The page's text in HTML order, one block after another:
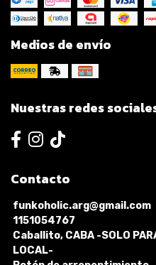
Medios de envío
Nuestras redes
Contacto
funkoholic.arg@gmail.com
1151054767
Caballito, CABA -SOLO
LOCAL-